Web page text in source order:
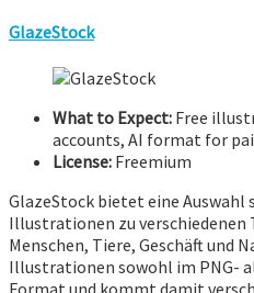
GlazeStock
What to Expect: Free
accounts, AI format for
License: Freemium
GlazeStock bietet eine
Illustrationen zu verschiedenen
Menschen, Tiere, Geschäft und
Illustrationen sowohl im PNG-
Format und kommt damit